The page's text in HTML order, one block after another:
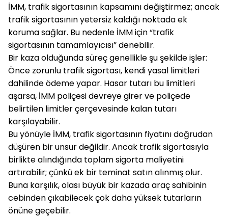
İMM, trafik sigortasının kapsamını değiştirmez; ancak
trafik sigortasının yetersiz kaldığı noktada ek
koruma sağlar. Bu nedenle İMM için “trafik
sigortasının tamamlayıcısı” denebilir.
Bir kaza olduğunda süreç genellikle şu şekilde işler:
Önce zorunlu trafik sigortası, kendi yasal limitleri
dahilinde ödeme yapar. Hasar tutarı bu limitleri
aşarsa, İMM poliçesi devreye girer ve poliçede
belirtilen limitler çerçevesinde kalan tutarı
karşılayabilir.
Bu yönüyle İMM, trafik sigortasının fiyatını doğrudan
düşüren bir unsur değildir. Ancak trafik sigortasıyla
birlikte alındığında toplam sigorta maliyetini
artırabilir; çünkü ek bir teminat satın alınmış olur.
Buna karşılık, olası büyük bir kazada araç sahibinin
cebinden çıkabilecek çok daha yüksek tutarların
önüne geçebilir.